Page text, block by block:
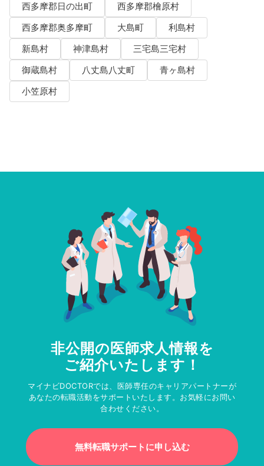
西多摩郡日の出町
西多摩郡檜原村
西多摩郡奥多摩町
大島町
利島村
新島村
神津島村
三宅島三宅村
御蔵島村
八丈島八丈町
青ヶ島村
小笠原村
非公開の医師求人情報を
ご紹介いたします！
マイナビDOCTORでは、医師専任のキャリアパートナーが
あなたの転職活動をサポートいたします。お気軽にお問い
合わせください。
無料転職サポートに申し込む